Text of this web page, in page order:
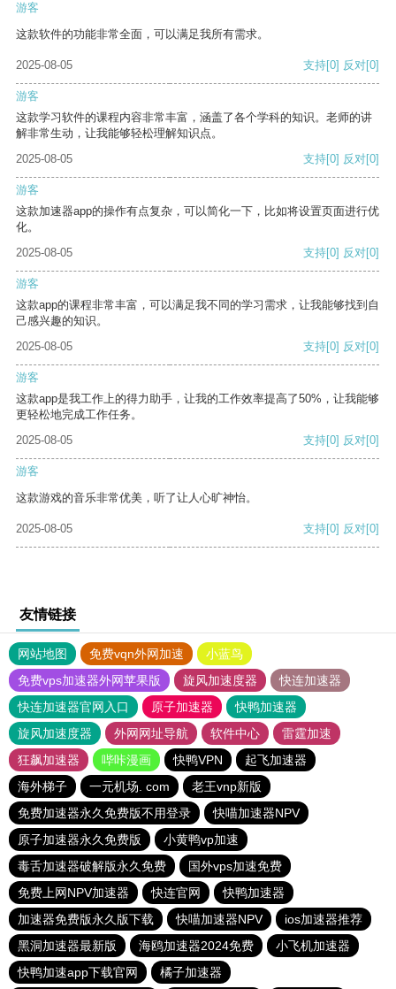
游客
这款软件的功能非常全面，可以满足我所有需求。
2025-08-05 支持[0] 反对[0]
游客
这款学习软件的课程内容非常丰富，涵盖了各个学科的知识。老师的讲
解非常生动，让我能够轻松理解知识点。
2025-08-05
支持[0] 反对[0]
游客
这款加速器app的操作有点复杂，可以简化一下，比如将设置页面进行优
化。
2025-08-05
支持[0] 反对[0]
游客
这款app的课程非常丰富，可以满足我不同的学习需求，让我能够找到自
己感兴趣的知识。
2025-08-05
支持[0] 反对[0]
游客
这款app是我工作上的得力助手，让我的工作效率提高了50%，让我能够
更轻松地完成工作任务。
2025-08-05
支持[0] 反对[0]
游客
这款游戏的音乐非常优美，听了让人心旷神怡。
2025-08-05 支持[0] 反对[0]
友情链接
网站地图 免费vqn外网加速
小蓝鸟
免费vps加速器外网苹果版
旋风加速度器
快连加速器
快连加速器官网入口
原子加速器
快鸭加速器
旋风加速度器
外网网址导航 软件中心
雷霆加速
狂飙加速器
哔咔漫画 快鸭VPN
起飞加速器
海外梯子
一元机场. com
老王vnp新版
免费加速器永久免费版不用登录
快喵加速器NPV
原子加速器永久免费版
小黄鸭vp加速
毒舌加速器破解版永久免费
国外vps加速免费
免费上网NPV加速器
快连官网
快鸭加速器
加速器免费版永久版下载
快喵加速器NPV
ios加速器推荐
黑洞加速器最新版
海鸥加速器2024免费
小飞机加速器
快鸭加速app下载官网
橘子加速器